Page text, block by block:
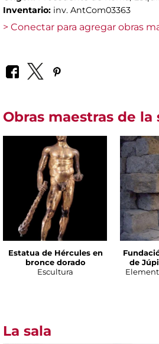
Inventario: inv. AntCom03363
> Conectar para agregar obras
Obras maestras de la
Estatua de Hércules en
bronce dorado
Escultura
de
La sala